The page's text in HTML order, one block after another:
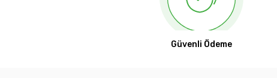
Güvenli Ödeme